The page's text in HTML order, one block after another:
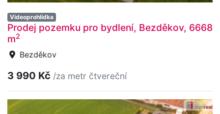
Videoprohlídka
Prodej pozemku pro bydlení, Bezděkov, 6668
m2
Bezděkov
3 990 Kč /za metr čtvereční